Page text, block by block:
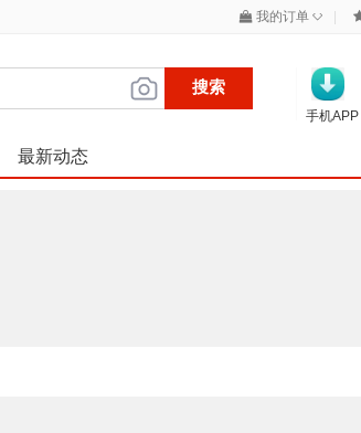
我的订单 ◇
搜索
手机APP
最新动态